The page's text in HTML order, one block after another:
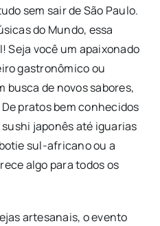
sem sair de São Paulo.
do Mundo, essa
Seja você um apaixonado
gastronômico ou
busca de novos sabores,
pratos bem conhecidos
japonês até iguarias
sul-africano ou a
algo para todos os
artesanais, o evento